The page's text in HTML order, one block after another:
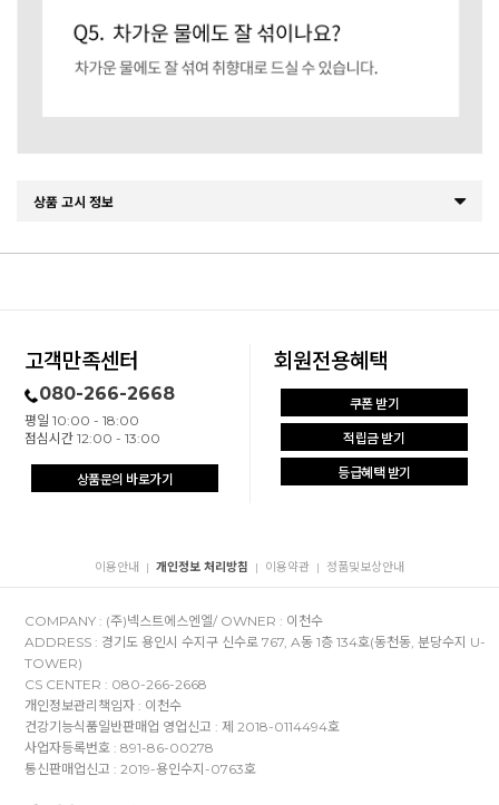
상품 고시 정보
고객만족센터
080-266-2668
평일 10:00 - 18:00
점심시간 12:00 - 13:00
상품문의 바로가기
회원전용혜택
쿠폰 받기
적립금 받기
등급혜택 받기
이용안내 | 개인정보 처리방침 | 이용약관 | 정품및보상안내
COMPANY : (주)넥스트에스엔엘/ OWNER : 이천수
ADDRESS : 경기도 용인시 수지구 신수로 767, A동 1층 134호(동천동, 분당수지 U-
TOWER)
CS CENTER : 080-266-2668
개인정보관리책임자 : 이천수
건강기능식품일반판매업 영업신고 : 제 2018-0114494호
사업자등록번호 : 891-86-00278
통신판매업신고 : 2019-용인수지-0763호